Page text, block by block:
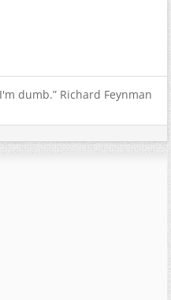
dumb.” Richard Feynman